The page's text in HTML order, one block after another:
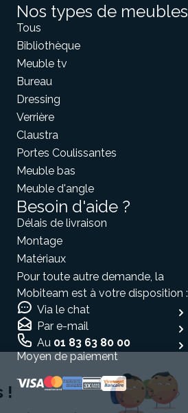
Nos types de meubles
Tous
Bibliothèque
Meuble tv
Bureau
Dressing
Verrière
Claustra
Portes Coulissantes
Meuble bas
Meuble d'angle
Besoin d'aide ?
Délais de livraison
Montage
Matériaux
Pour toute autre demande, la
Mobiteam est à votre disposition :
Via le chat
Par e-mail
Au 01 83 63 80 00
Moyen de paiement
Salut c'est nous...
les Cookies !